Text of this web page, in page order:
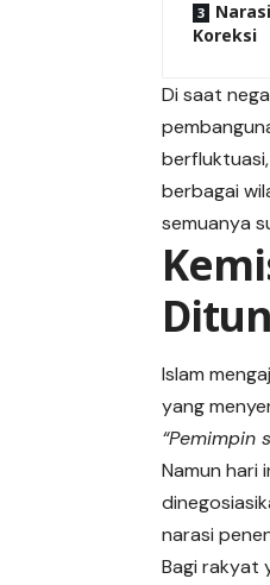
Koreksi
Di saat
berbagai
semuanya
Islam
yang
“Pemimpin
Namun hari
narasi
Bagi rakyat